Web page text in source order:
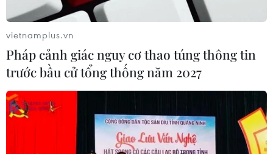
chiến lược mới nhằm vào Iran?
Mỹ can thiệp khẩn cấp, ngăn
Israel mở rộng đòn trừng phạt
Hezbollah
vietnamplus.vn
Pháp cảnh giác nguy cơ thao túng thông tin
trước bầu cử tổng thống năm 2027